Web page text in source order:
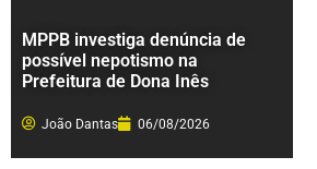
MPPB investiga denúncia de
possível nepotismo na
Prefeitura de Dona Inês
João Dantas 06/08/2026